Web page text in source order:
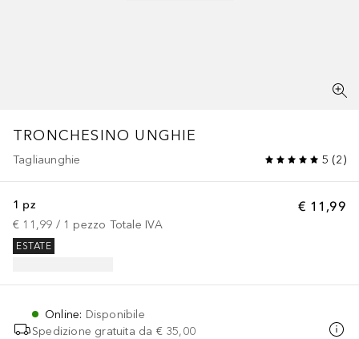
TRONCHESINO UNGHIE
Tagliaunghie 5 (2)
€ 11,99
1 pz
€ 11,99 / 1 pezzo Totale IVA
ESTATE
Online: Disponibile
Spedizione gratuita da € 35,00